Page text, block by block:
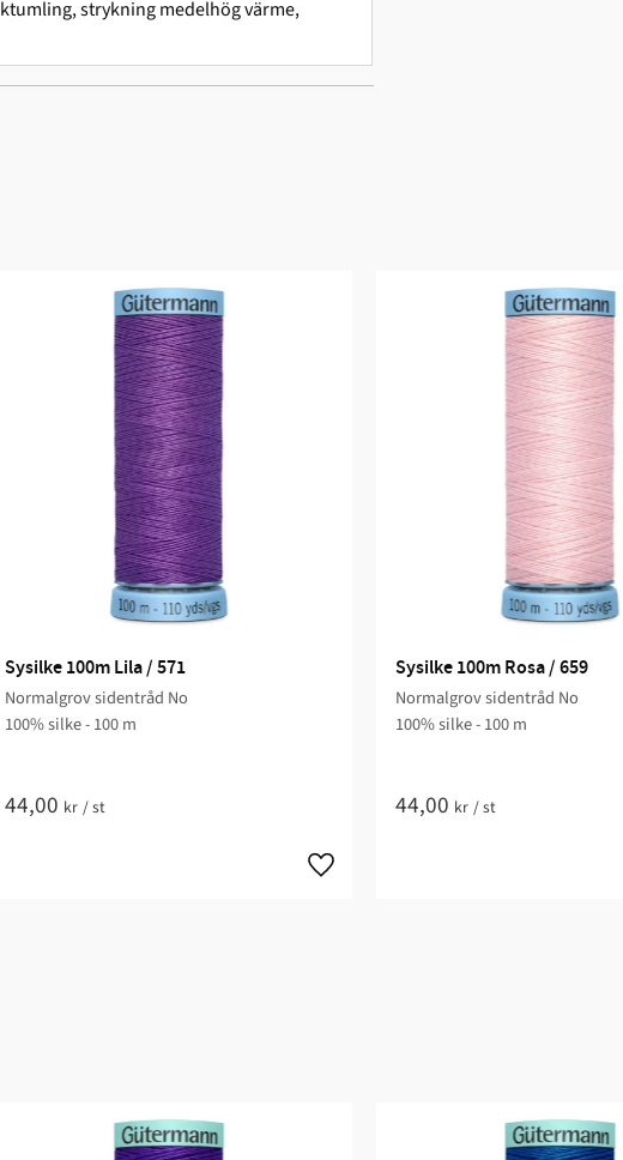
strykning medelhög värme,
Sysilke 100m Lila / 571
Normalgrov sidentråd No
100% silke - 100 m
44,00 kr /st
Sysilke 100m Rosa / 659
Normalgrov sidentråd No
100% silke - 100 m
44,00 kr /st